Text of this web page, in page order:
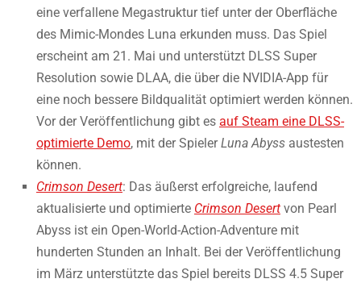
eine verfallene Megastruktur tief unter der Oberfläche
des Mimic-Mondes Luna erkunden muss. Das Spiel
erscheint am 21. Mai und unterstützt DLSS Super
Resolution sowie DLAA, die über die NVIDIA-App für
eine noch bessere Bildqualität optimiert werden können.
Vor der Veröffentlichung gibt es auf Steam eine DLSS-
optimierte Demo, mit der SpielerLuna Abyss austesten
können.
Crimson Desert: Das äußerst erfolgreiche, laufend
aktualisierte und optimierte Crimson Desert von Pearl
Abyss ist ein Open-World-Action-Adventure mit
hunderten Stunden an Inhalt. Bei der Veröffentlichung
im März unterstützte das Spiel bereits DLSS 4.5 Super